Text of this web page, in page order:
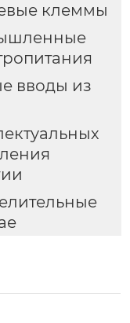
клеммы
вводы из